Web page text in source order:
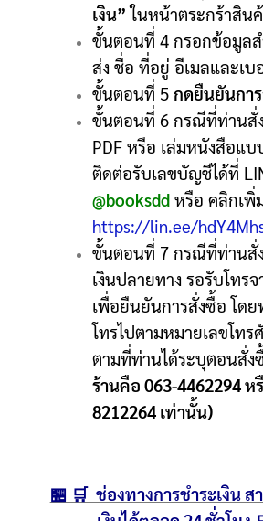
เงิน”ในหน้าตระกร้าสิน
ขั้นตอนที่ 4 กรอกข้อมูล
ส่ง ชื่อ ที่อยู่ อีเมลและเบ
ขั้นตอนที่ 5กดยืนยันกา
ขั้นตอนที่ 6 กรณีที่ท่านสั่
PDF หรือ เล่มหนังสือแบ
ติดต่อรับเลขบัญชีได้ที่
@booksdd หรือ คลิกเพิ่
https://lin.ee/
ขั้นตอนที่ 7 กรณีที่ท่านสั่
เงินปลายทาง รอรับโทร
เพื่อยืนยันการสั่งซื้อ โดย
โทรไปตามหมายเลขโท
ตามที่ท่านได้ระบุตอนสั่
ร้านคือ 063-4462294 ห
8212264 เท่านั้น)
🏪 🛒 ช่องทางการชำระเงิน ส